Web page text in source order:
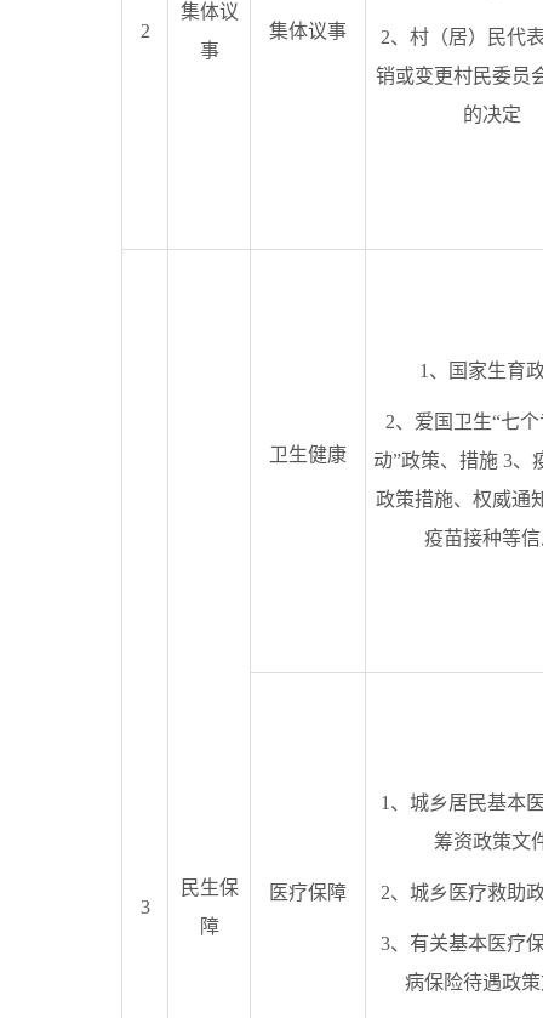
2
集体议
事
集体议事
2、村（居）民代
销或变更村民委员
的决定
3
民生保
障
卫生健康
1、国家生育
2、爱国卫生“七
动”政策、措施 3、
政策措施、权威通
疫苗接种等
医疗保障
1、城乡居民基本
筹资政策文
2、城乡医疗救助
3、有关基本医疗
病保险待遇政